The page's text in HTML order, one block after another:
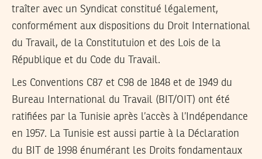
traîter avec un Syndicat constitué légalement,
conformément aux dispositions du Droit International
du Travail, de la Constitutuion et des Lois de la
République et du Code du Travail.
Les Conventions C87 et C98 de 1848 et de 1949 du
Bureau International du Travail (BIT/OIT) ont été
ratifiées par la Tunisie après l’accès à l’Indépendance
en 1957. La Tunisie est aussi partie à la Déclaration
du BIT de 1998 énumérant les Droits fondamentaux